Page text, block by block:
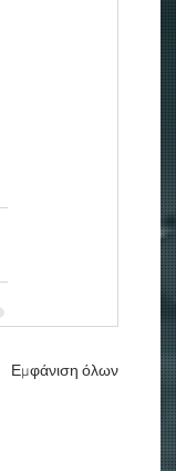
Εμφάνιση όλων